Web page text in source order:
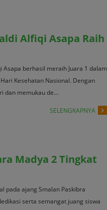
Alfiqi Asapa Raih
Asapa berhasil meraih Juara 1 dalam
Kesehatan Nasional. Dengan
dan memukau de...
SELENGKAPNYA
Madya 2 Tingkat
pada ajang Smalan Paskibra
serta semangat juang siswa